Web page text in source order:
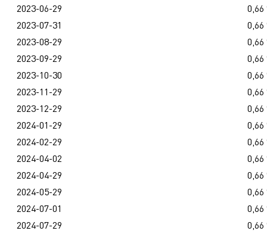
2023-06-29
0,66
2023-07-31
0,66
2023-08-29
0,66
2023-09-29
0,66
2023-10-30
0,66
2023-11-29
0,66
2023-12-29
0,66
2024-01-29
0,66
2024-02-29
0,66
2024-04-02
0,66
2024-04-29
0,66
2024-05-29
0,66
2024-07-01
0,66
2024-07-29
0,66